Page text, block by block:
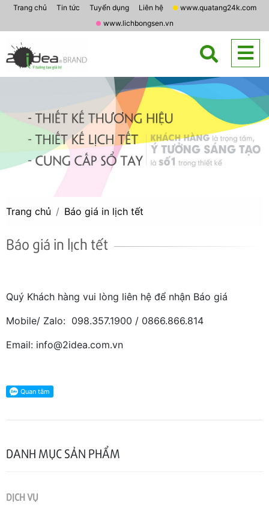
Trang chủ Tin tức Tuyển dụng Liên hệ
www.quatang24k.com
www.lichbongsen.vn
Trang chủ Báo giá in lịch tết
Báo giá in lịch tết
Quý Khách hàng vui lòng liên hệ để nhận Báo giá
Mobile/ Zalo: 098.357.1900 / 0866.866.814
Email: info@2idea.com.vn
DANH MỤC SẢN PHẨM
DỊCH VỤ